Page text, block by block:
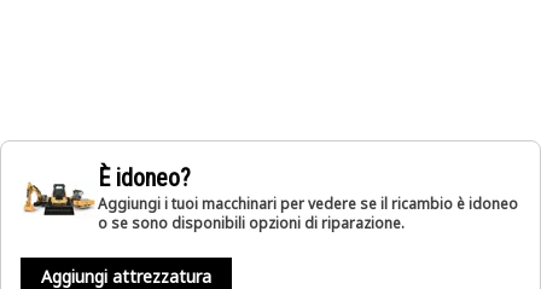
È idoneo?
Aggiungi i tuoi macchinari per vedere se il ricambio è idoneo
o se sono disponibili opzioni di riparazione.
Aggiungi attrezzatura